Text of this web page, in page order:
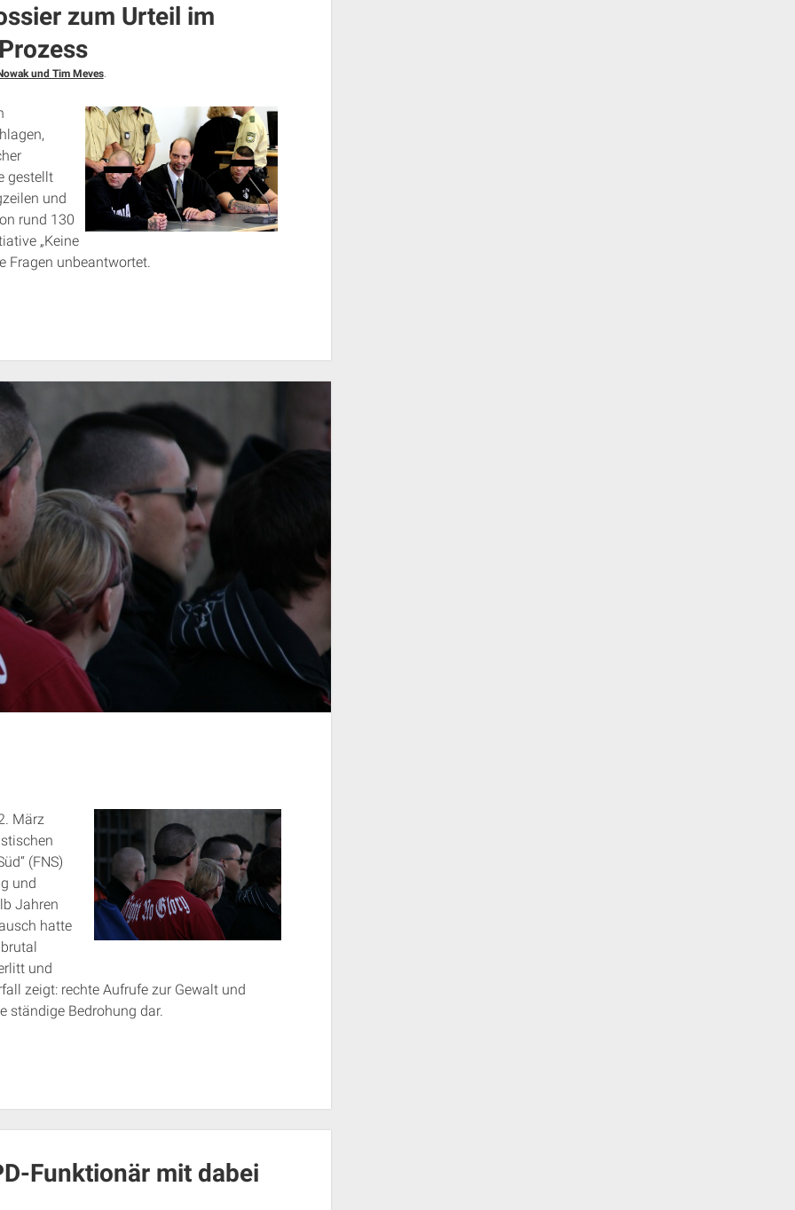
zum Urteil im
und Tim Meves.
gestellt
und
rund 130
„Keine
Fragen unbeantwortet.
März
(FNS)
und
Jahren
hatte
und
zeigt: rechte Aufrufe zur Gewalt und
ständige Bedrohung dar.
Funktionär mit dabei